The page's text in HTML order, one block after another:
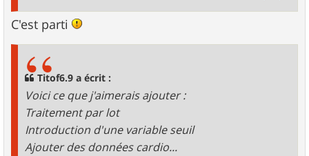
C'est parti
Titof6.9 a écrit :
Voici ce que j'aimerais ajouter :
Traitement par lot
Introduction d'une variable seuil
Ajouter des données cardio...